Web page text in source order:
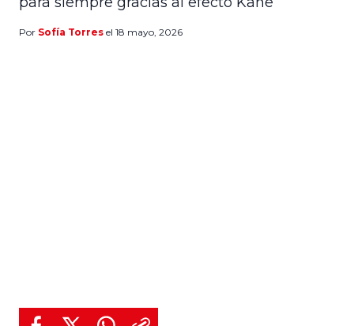
Por Sofía Torres el 18 mayo, 2026